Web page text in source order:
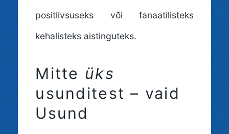
positiivsuseks või fanaatilisteks
kehalisteks aistinguteks.
Mitte üks
usunditest – vaid
Usund